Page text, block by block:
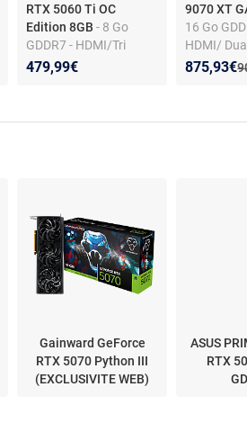
RTX 5060 Ti OC
Edition 8GB- 8 Go
GDDR7 - HDMI/Tri
DisplayPort - DLSS 4 -
479,99€
9070 XT
16 Go
HDMI/
- PCI
Nouveau
875,93€
Gainward GeForce
RTX 5070 Python III
(EXCLUSIVITE WEB)
ASUS
RTX